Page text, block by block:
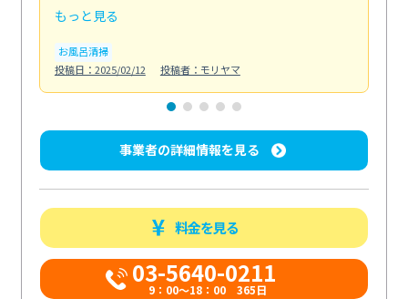
もっと見る
お風呂清掃
投稿日：2025/02/12
投稿者：モリヤマ
事業者の詳細情報を見る
料金を見る
03-5640-0211
9：00～18：00 365日